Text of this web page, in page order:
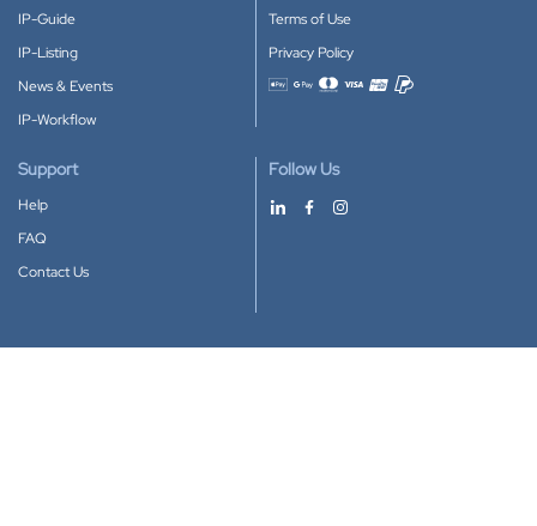
IP-Guide
IP-Listing
News & Events
IP-Workflow
Terms of Use
Privacy Policy
Accepted payment methods
Support
Help
FAQ
Contact Us
Follow Us